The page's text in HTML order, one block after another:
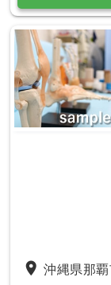
place 沖縄県那